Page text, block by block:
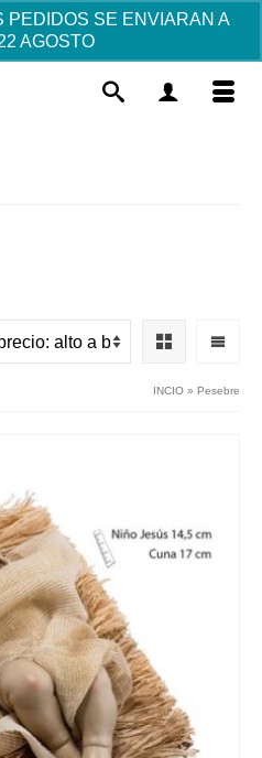
PEDIDOS SE ENVIARAN A
AGOSTO
INCIO » Pesebre
"Virgen con niña"
tiene